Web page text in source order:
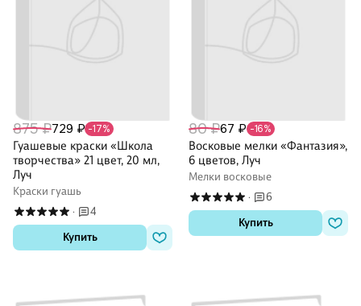
875 ₽729 ₽ -17%
Гуашевые краски «Школа
творчества» 21 цвет, 20 мл,
Луч
Краски гуашь
·
4
Купить
80 ₽67 ₽ -16%
Восковые мелки «Фантазия»,
6 цветов, Луч
Мелки восковые
·
6
Купить